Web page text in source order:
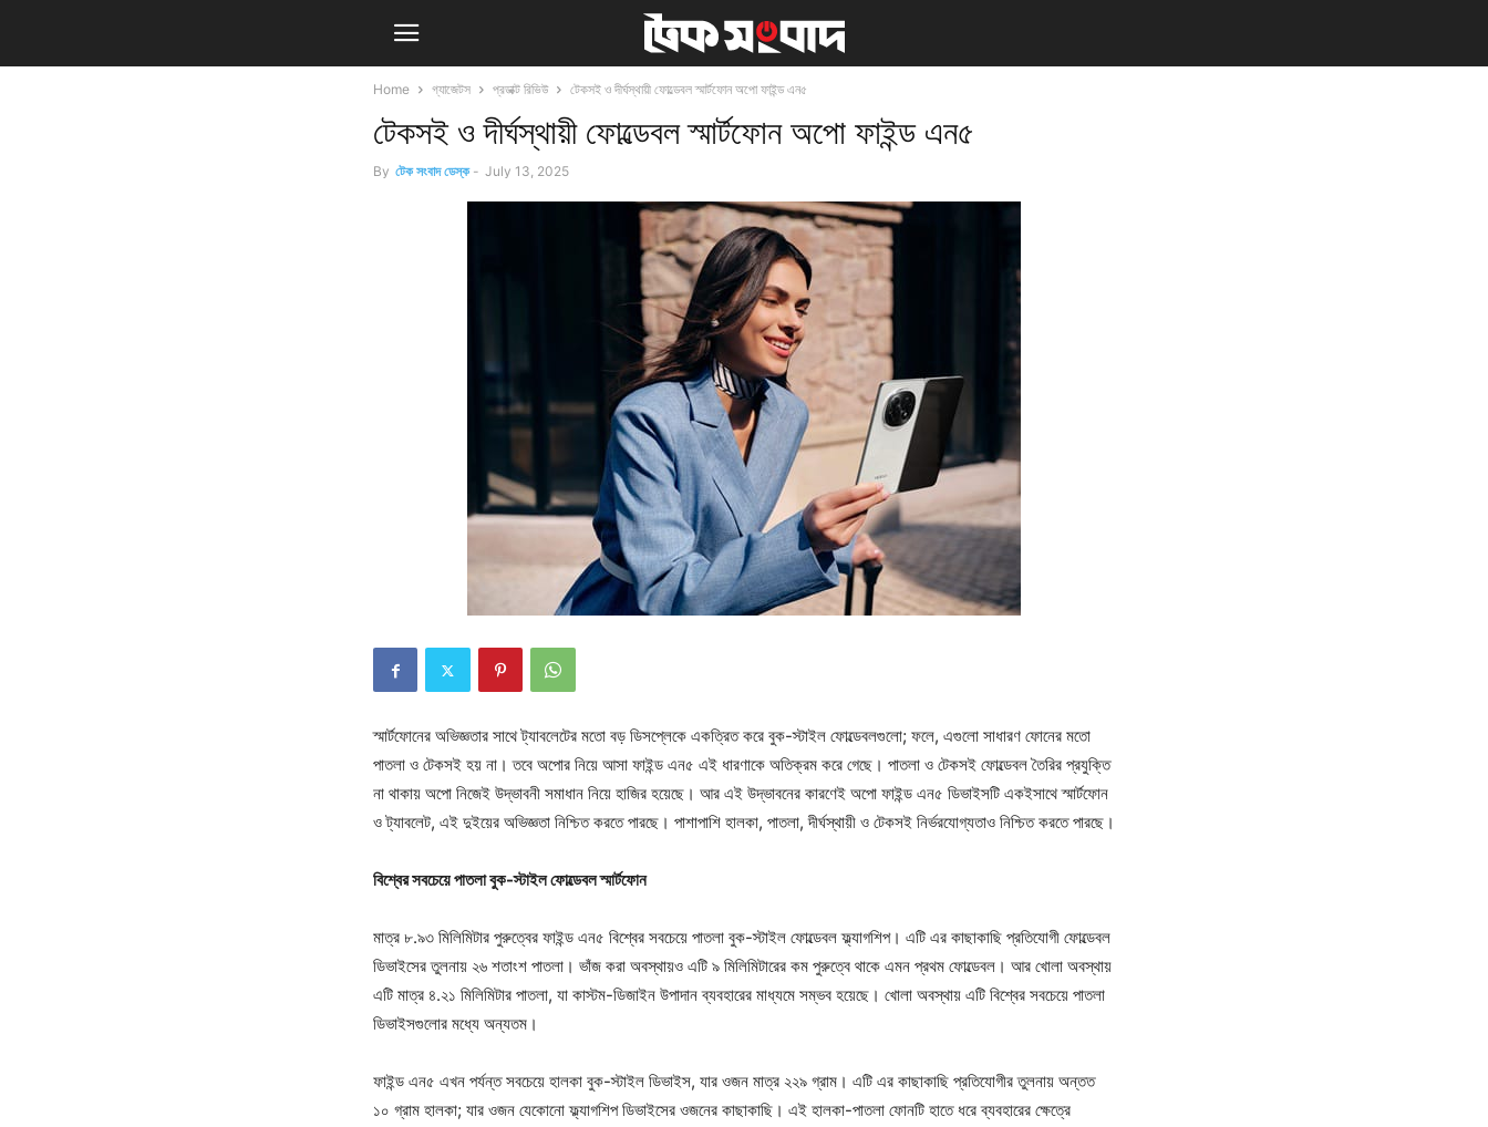
Home গ্যাজেটস প্রডাক্ট রিভিউ টেকসই ও দীর্ঘস্থায়ী ফোল্ডেবল স্মার্টফোন অপো ফাইন্ড এন৫
টেকসই ও দীর্ঘস্থায়ী ফোল্ডেবল স্মার্টফোন অপো ফাইন্ড এন৫
By টেক সংবাদ ডেস্ক - July 13, 2025
স্মার্টফোনের অভিজ্ঞতার সাথে ট্যাবলেটের মতো বড় ডিসপ্লেকে একত্রিত করে বুক-স্টাইল ফোল্ডেবলগুলো; ফলে, এগুলো সাধারণ ফোনের মতো
পাতলা ও টেকসই হয় না। তবে অপোর নিয়ে আসা ফাইন্ড এন৫ এই ধারণাকে অতিক্রম করে গেছে। পাতলা ও টেকসই ফোল্ডেবল তৈরির প্রযুক্তি
না থাকায় অপো নিজেই উদ্ভাবনী সমাধান নিয়ে হাজির হয়েছে। আর এই উদ্ভাবনের কারণেই অপো ফাইন্ড এন৫ ডিভাইসটি একইসাথে স্মার্টফোন
ও ট্যাবলেট, এই দুইয়ের অভিজ্ঞতা নিশ্চিত করতে পারছে। পাশাপাশি হালকা, পাতলা, দীর্ঘস্থায়ী ও টেকসই নির্ভরযোগ্যতাও নিশ্চিত করতে পারছে।
বিশ্বের সবচেয়ে পাতলা বুক-স্টাইল ফোল্ডেবল স্মার্টফোন
মাত্র ৮.৯৩ মিলিমিটার পুরুত্বের ফাইন্ড এন৫ বিশ্বের সবচেয়ে পাতলা বুক-স্টাইল ফোল্ডেবল ফ্ল্যাগশিপ। এটি এর কাছাকাছি প্রতিযোগী ফোল্ডেবল
ডিভাইসের তুলনায় ২৬ শতাংশ পাতলা। ভাঁজ করা অবস্থায়ও এটি ৯ মিলিমিটারের কম পুরুত্বে থাকে এমন প্রথম ফোল্ডেবল। আর খোলা অবস্থায়
এটি মাত্র ৪.২১ মিলিমিটার পাতলা, যা কাস্টম-ডিজাইন উপাদান ব্যবহারের মাধ্যমে সম্ভব হয়েছে। খোলা অবস্থায় এটি বিশ্বের সবচেয়ে পাতলা
ডিভাইসগুলোর মধ্যে অন্যতম।
ফাইন্ড এন৫ এখন পর্যন্ত সবচেয়ে হালকা বুক-স্টাইল ডিভাইস, যার ওজন মাত্র ২২৯ গ্রাম। এটি এর কাছাকাছি প্রতিযোগীর তুলনায় অন্তত
১০ গ্রাম হালকা; যার ওজন যেকোনো ফ্ল্যাগশিপ ডিভাইসের ওজনের কাছাকাছি। এই হালকা-পাতলা ফোনটি হাতে ধরে ব্যবহারের ক্ষেত্রে